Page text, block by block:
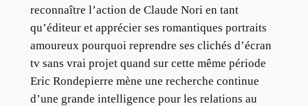
reconnaître l’action de Claude Nori en tant
qu’éditeur et apprécier ses romantiques portraits
amoureux pourquoi reprendre ses clichés d’écran
tv sans vrai projet quand sur cette même période
Eric Rondepierre mène une recherche continue
d’une grande intelligence pour les relations au